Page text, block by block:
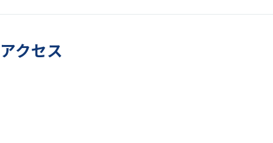
アクセス